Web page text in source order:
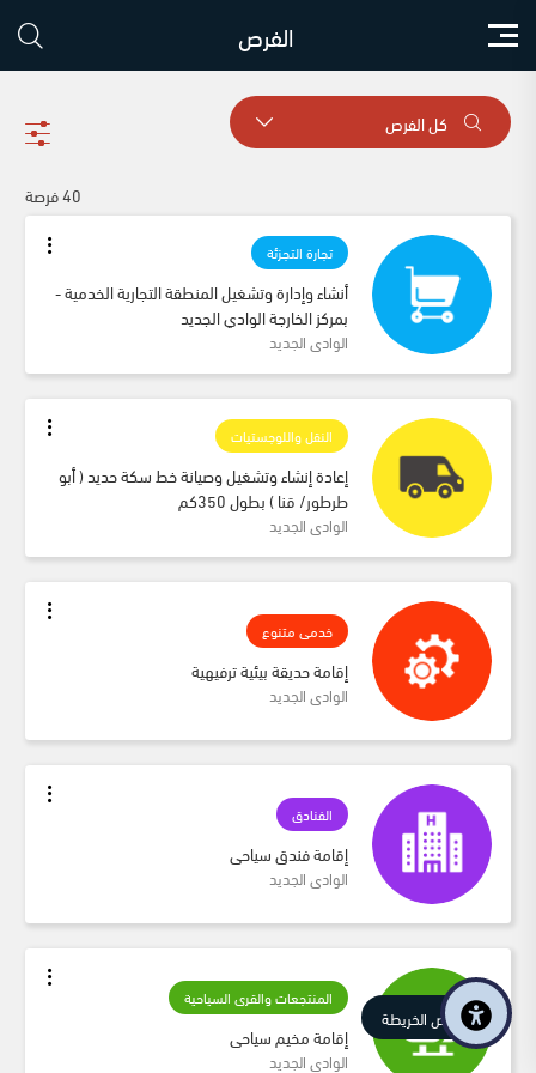
الفرص
كل الفرص
40 فرصة
تجارة التجزئة
أنشاء وإدارة وتشغيل المنطقة التجارية الخدمية -
بمركز الخارجة الوادي الجديد
الوادى الجديد
النقل واللوجستيات
إعادة إنشاء وتشغيل وصيانة خط سكة حديد ( أبو
طرطور/ قنا ) بطول 350كم
الوادى الجديد
خدمى متنوع
إقامة حديقة بيئية ترفيهية
الوادى الجديد
الفنادق
إقامة فندق سياحى
الوادى الجديد
المنتجعات والقرى السياحية
إقامة مخيم سياحى
الوادى الجديد
عرض الخريطة